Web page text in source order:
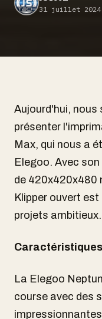
31 juillet 2024
Aujourd'hui, nous
présenter
Max, qui nous a
Elegoo. Avec
de 420x420x480
Klipper ouvert
projets ambitieux.
La Elegoo
course avec des